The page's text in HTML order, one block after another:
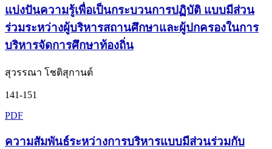
แบ่งปันความรู้เพื่อเป็นกระบวนการปฏิบัติ แบบมีส่วน
ร่วมระหว่างผู้บริหารสถานศึกษาและผู้ปกครองในการ
บริหารจัดการศึกษาท้องถิ่น
สุวรรณา โชติสุกานต์
141-151
PDF
ความสัมพันธ์ระหว่างการบริหารแบบมีส่วนร่วมกับ